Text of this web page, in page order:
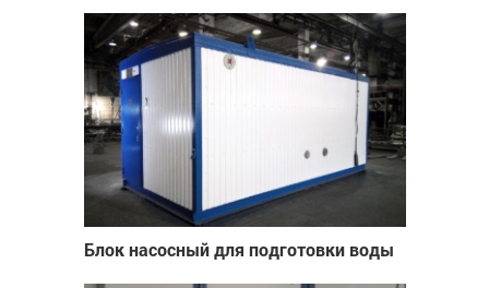
Блок насосный для подготовки воды